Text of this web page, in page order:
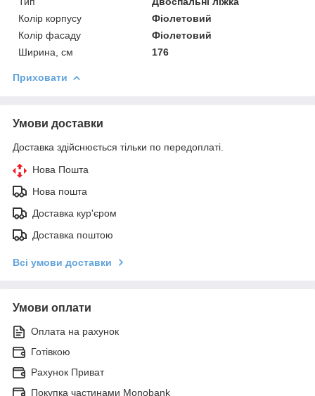
Колір корпусу
Фіолетовий
Колір фасаду
Фіолетовий
Ширина, см
176
Приховати
Умови доставки
Доставка здійснюється тільки по передоплаті.
Нова Пошта
Нова пошта
Доставка кур'єром
Доставка поштою
Всі умови доставки
Умови оплати
Оплата на рахунок
Готівкою
Рахунок Приват
Покупка частинами Monobank